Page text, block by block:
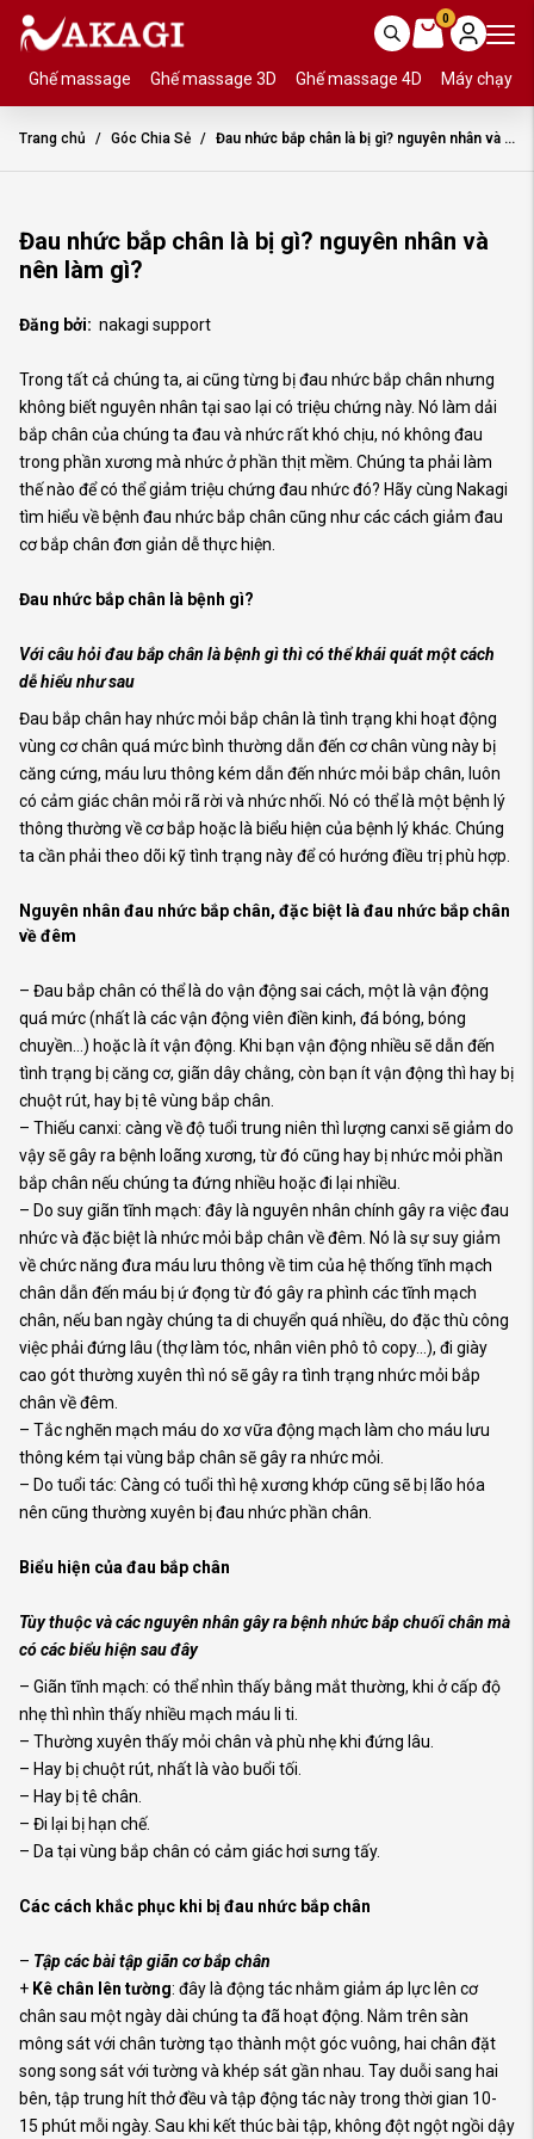
Ghế massage Ghế massage 3D Ghế massage 4D Máy chạy bộ
0
Trang chủ Góc Chia Sẻ Đau nhức bắp chân là bị gì? nguyên nhân và nên làm gì?
Đau nhức bắp chân là bị gì? nguyên nhân và
nên làm gì?
Đăng bởi: nakagi support
Trong tất cả chúng ta, ai cũng từng bị đau nhức bắp chân nhưng
không biết nguyên nhân tại sao lại có triệu chứng này. Nó làm dải
bắp chân của chúng ta đau và nhức rất khó chịu, nó không đau
trong phần xương mà nhức ở phần thịt mềm. Chúng ta phải làm
thế nào để có thể giảm triệu chứng đau nhức đó? Hãy cùng Nakagi
tìm hiểu về bệnh đau nhức bắp chân cũng như các cách giảm đau
cơ bắp chân đơn giản dễ thực hiện.
Đau nhức bắp chân là bệnh gì?
Với câu hỏi đau bắp chân là bệnh gì thì có thể khái quát một cách
dễ hiểu như sau
Đau bắp chân hay nhức mỏi bắp chân là tình trạng khi hoạt động
vùng cơ chân quá mức bình thường dẫn đến cơ chân vùng này bị
căng cứng, máu lưu thông kém dẫn đến nhức mỏi bắp chân, luôn
có cảm giác chân mỏi rã rời và nhức nhối. Nó có thể là một bệnh lý
thông thường về cơ bắp hoặc là biểu hiện của bệnh lý khác. Chúng
ta cần phải theo dõi kỹ tình trạng này để có hướng điều trị phù hợp.
Nguyên nhân đau nhức bắp chân, đặc biệt là đau nhức bắp chân
về đêm
– Đau bắp chân có thể là do vận động sai cách, một là vận động
quá mức (nhất là các vận động viên điền kinh, đá bóng, bóng
chuyền…) hoặc là ít vận động. Khi bạn vận động nhiều sẽ dẫn đến
tình trạng bị căng cơ, giãn dây chằng, còn bạn ít vận động thì hay bị
chuột rút, hay bị tê vùng bắp chân.
– Thiếu canxi: càng về độ tuổi trung niên thì lượng canxi sẽ giảm do
vậy sẽ gây ra bệnh loãng xương, từ đó cũng hay bị nhức mỏi phần
bắp chân nếu chúng ta đứng nhiều hoặc đi lại nhiều.
– Do suy giãn tĩnh mạch: đây là nguyên nhân chính gây ra việc đau
nhức và đặc biệt là nhức mỏi bắp chân về đêm. Nó là sự suy giảm
về chức năng đưa máu lưu thông về tim của hệ thống tĩnh mạch
chân dẫn đến máu bị ứ đọng từ đó gây ra phình các tĩnh mạch
chân, nếu ban ngày chúng ta di chuyển quá nhiều, do đặc thù công
việc phải đứng lâu (thợ làm tóc, nhân viên phô tô copy…), đi giày
cao gót thường xuyên thì nó sẽ gây ra tình trạng nhức mỏi bắp
chân về đêm.
– Tắc nghẽn mạch máu do xơ vữa động mạch làm cho máu lưu
thông kém tại vùng bắp chân sẽ gây ra nhức mỏi.
– Do tuổi tác: Càng có tuổi thì hệ xương khớp cũng sẽ bị lão hóa
nên cũng thường xuyên bị đau nhức phần chân.
Biểu hiện của đau bắp chân
Tùy thuộc và các nguyên nhân gây ra bệnh nhức bắp chuối chân mà
có các biểu hiện sau đây
– Giãn tĩnh mạch: có thể nhìn thấy bằng mắt thường, khi ở cấp độ
nhẹ thì nhìn thấy nhiều mạch máu li ti.
– Thường xuyên thấy mỏi chân và phù nhẹ khi đứng lâu.
– Hay bị chuột rút, nhất là vào buổi tối.
– Hay bị tê chân.
– Đi lại bị hạn chế.
– Da tại vùng bắp chân có cảm giác hơi sưng tấy.
Các cách khắc phục khi bị đau nhức bắp chân
– Tập các bài tập giãn cơ bắp chân
+ Kê chân lên tường: đây là động tác nhằm giảm áp lực lên cơ
chân sau một ngày dài chúng ta đã hoạt động. Nằm trên sàn
mông sát với chân tường tạo thành một góc vuông, hai chân đặt
song song sát với tường và khép sát gần nhau. Tay duỗi sang hai
bên, tập trung hít thở đều và tập động tác này trong thời gian 10-
15 phút mỗi ngày. Sau khi kết thúc bài tập, không đột ngột ngồi dậy